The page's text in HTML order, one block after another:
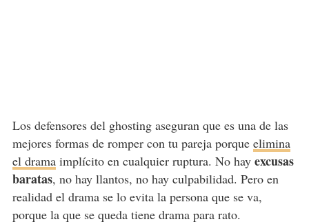
Los defensores del ghosting aseguran que es una de las
mejores formas de romper con tu pareja porque elimina
el dramaimplícito en cualquier ruptura. No hayexcusas
baratas, no hay llantos, no hay culpabilidad. Pero en
realidad el drama se lo evita la persona que se va,
porque la que se queda tiene drama para rato.